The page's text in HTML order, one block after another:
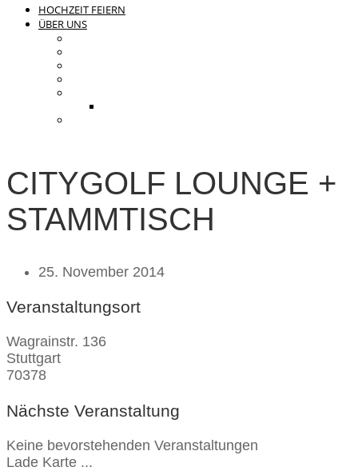
HOCHZEIT FEIERN
ÜBER UNS
CITYGOLF LOUNGE +
STAMMTISCH
25. November 2014
Veranstaltungsort
Wagrainstr. 136
Stuttgart
70378
Nächste Veranstaltung
Keine bevorstehenden Veranstaltungen
Lade Karte ...